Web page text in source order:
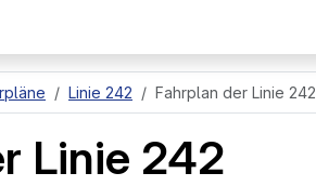
Linie 242 Fahrplan der Linie 242
Linie 242